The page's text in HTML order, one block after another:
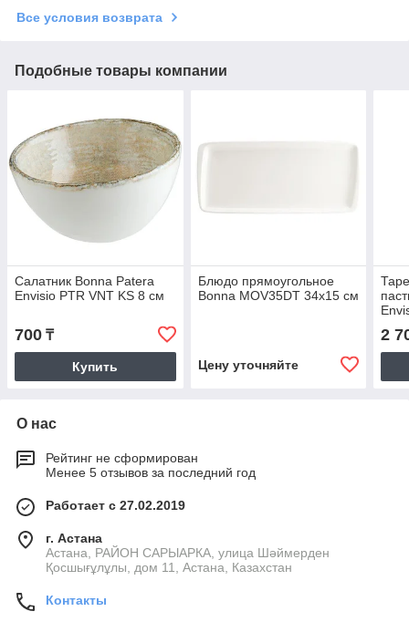
Все условия возврата
Подобные товары компании
Салатник Bonna Patera
Envisio PTR VNT KS 8 см
700 ₸
Купить
Блюдо прямоугольное
Bonna MOV35DT 34х15 см
Цену уточняйте
2
О нас
Рейтинг не сформирован
Менее 5 отзывов за последний год
Работает с 27.02.2019
г. Астана
Астана, РАЙОН САРЫАРКА, улица Шәймерден
Қосшығұлұлы, дом 11, Астана, Казахстан
Контакты